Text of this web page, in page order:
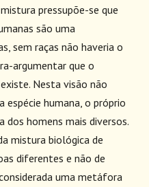
pressupõe-se que
são uma
sem raças não haveria o
argumentar que o
Nesta visão não
espécie humana, o próprio
homens mais diversos.
mistura biológica de
diferentes e não de
uma metáfora